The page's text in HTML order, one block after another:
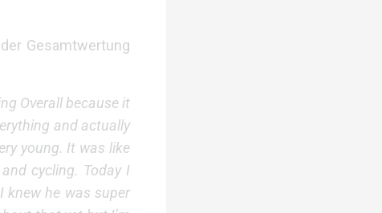
Gesamtwertung
Overall because it
and actually
young. It was like
cycling. Today I
knew he was super